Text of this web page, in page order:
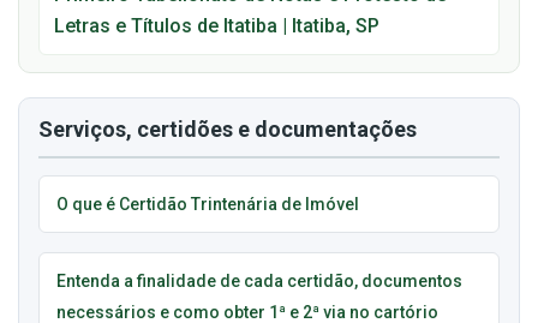
Letras e Títulos de Itatiba | Itatiba, SP
Serviços, certidões e documentações
O que é Certidão Trintenária de Imóvel
Entenda a finalidade de cada certidão, documentos
necessários e como obter 1ª e 2ª via no cartório